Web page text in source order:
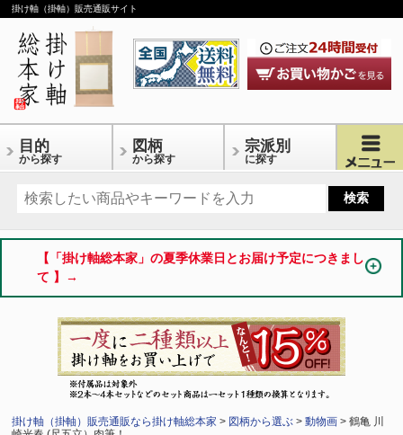
掛け軸（掛軸）販売通販サイト
目的
から探す
図柄
から探す
宗派別
に探す
【「掛け軸総本家」の夏季休業日とお届け予定につきまし
て 】→
掛け軸（掛軸）販売通販なら掛け軸総本家 > 図柄から選ぶ >動物画 > 鶴亀 川